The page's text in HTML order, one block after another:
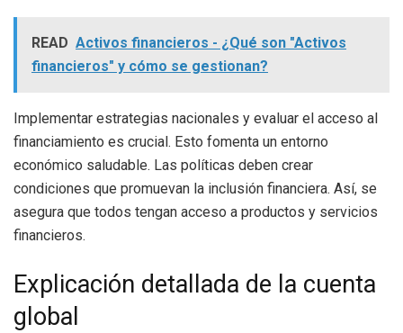
READ Activos financieros - ¿Qué son "Activos
financieros" y cómo se gestionan?
Implementar estrategias nacionales y evaluar el acceso al
financiamiento es crucial. Esto fomenta un entorno
económico saludable. Las políticas deben crear
condiciones que promuevan la inclusión financiera. Así, se
asegura que todos tengan acceso a productos y servicios
financieros.
Explicación detallada de la cuenta
global